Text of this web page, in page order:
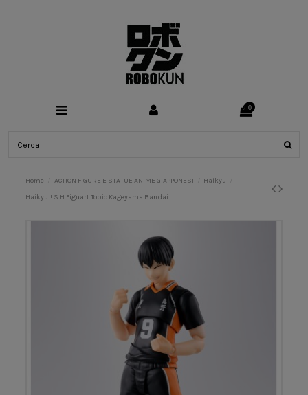
0
Home ACTION FIGURE E STATUE ANIME GIAPPONESI
Haikyu
Haikyu!! S.H.Figuart Tobio Kageyama Bandai